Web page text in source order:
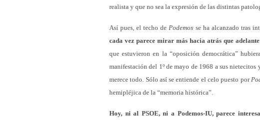
realista y que no sea la expresión de las distintas
Así pues, el techo dePodemos se ha alcanzado tras
cada vez parece mirar más hacia atrás que adelante
que estuvieron en la “oposición democrática”
manifestación del 1º de mayo de 1968 a sus
merece todo. Sólo así se entiende el celo puesto por
hemipléjica de la “memoria histórica”.
Hoy, ni al PSOE, ni a Podemos-IU, parece